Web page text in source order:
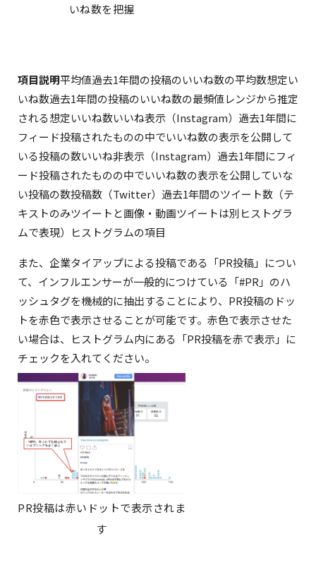
いね数を把握
項目説明平均値過去1年間の投稿のいいね数の平均数想定い
いね数過去1年間の投稿のいいね数の最頻値レンジから推定
される想定いいね数いいね表示（Instagram）過去1年間に
フィード投稿されたものの中でいいね数の表示を公開して
いる投稿の数いいね非表示（Instagram）過去1年間にフィ
ード投稿されたものの中でいいね数の表示を公開していな
い投稿の数投稿数（Twitter）過去1年間のツイート数（テ
キストのみツイートと画像・動画ツイートは別ヒストグラ
ムで表現）ヒストグラムの項目
また、企業タイアップによる投稿である「PR投稿」につい
て、インフルエンサーが一般的につけている「#PR」のハ
ッシュタグを機械的に抽出することにより、PR投稿のドッ
トを赤色で表示させることが可能です。赤色で表示させた
い場合は、ヒストグラム内にある「PR投稿を赤で表示」に
チェックを入れてください。
PR投稿は赤いドットで表示されま
す